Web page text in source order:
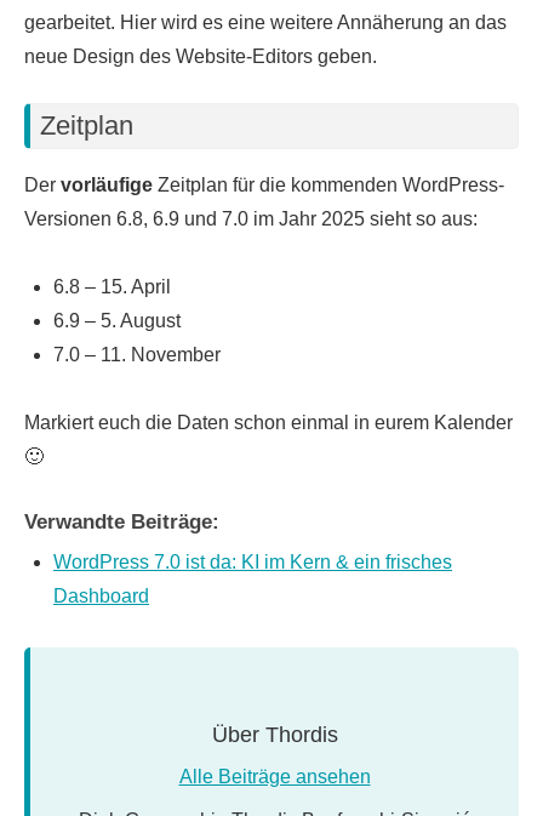
gearbeitet. Hier wird es eine weitere Annäherung an das
neue Design des Website-Editors geben.
Zeitplan
Der vorläufige Zeitplan für die kommenden WordPress-
Versionen 6.8, 6.9 und 7.0 im Jahr 2025 sieht so aus:
6.8 – 15. April
6.9 – 5. August
7.0 – 11. November
Markiert euch die Daten schon einmal in eurem Kalender
🙂
Verwandte Beiträge:
WordPress 7.0 ist da: KI im Kern & ein frisches
Dashboard
Über Thordis
Alle Beiträge ansehen